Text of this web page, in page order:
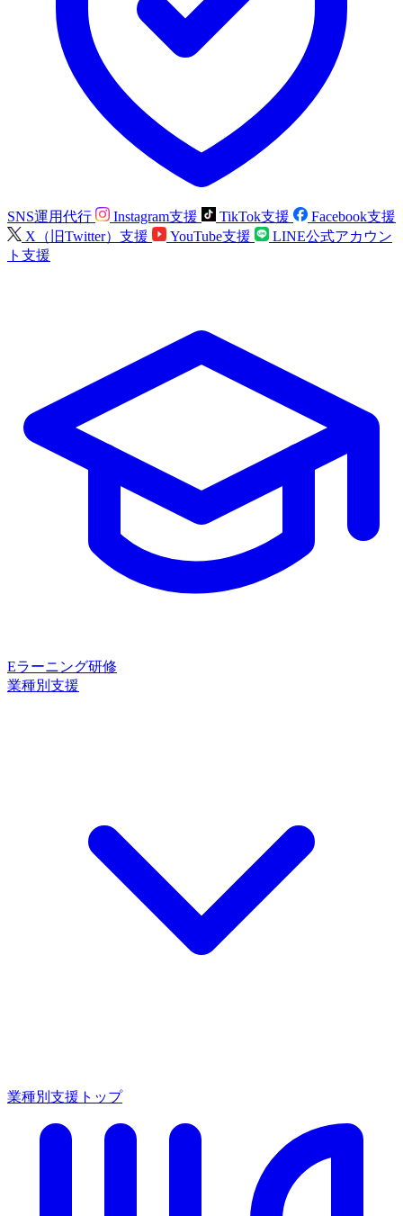
SNS運用代行 Instagram支援 TikTok支援
Facebook支援
X（旧Twitter）支援
YouTube支援
LINE公式アカウン
ト支援
Eラーニング研修
業種別支援
業種別支援トップ